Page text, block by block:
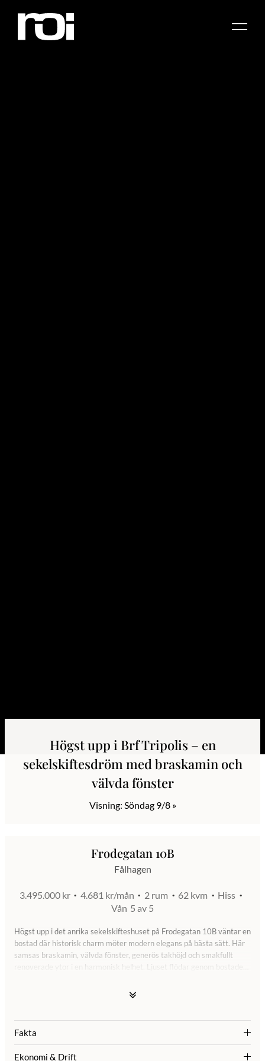
Visning: Söndag 9/8 »
Högst upp i Brf Tripolis – en
sekelskiftesdröm med braskamin och
välvda fönster
Frodegatan 10B
Fålhagen
3.495.000 kr 4.681 kr/mån 2 rum 62 kvm
Hiss
Vån 5 av 5
Högst upp i det anrika sekelskifteshuset på Frodegatan 10B väntar en
bostad där historisk charm möter modern elegans på bästa sätt. Här
samsas braskamin, välvda fönster, generös takhöjd och smakfullt
renoverade ytor i en harmonisk helhet. Ljuset flödar genom bostaden
som erbjuder generösa förvaringsmöjligheter och bidrar till en stilren
Fakta
Ekonomi & Drift